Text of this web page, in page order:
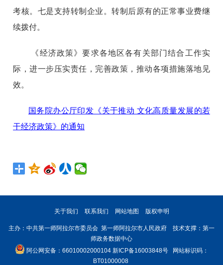
考核。七是支持转制企业。转制后原有的正常事业费继
续拨付。
《经济政策》要求各地区各有关部门结合工作实
际，进一步压实责任，完善政策，推动各项措施落地见
效。
国务院办公厅印发《关于推动 文化高质量发展的若
干经济政策》的通知
关于我们 联系我们 网站地图 版权申明
主办：中共第一师阿拉尔市委员会 第一师阿拉尔市人民政府 技术支撑：第一
师政务数据中心
阿公网安备：66010002000104 新ICP备16003848号网站标识码：
BT01000008